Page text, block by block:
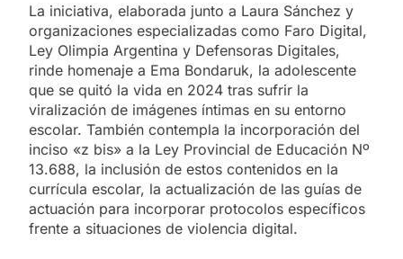
La iniciativa, elaborada junto a Laura Sánchez y
organizaciones especializadas como Faro Digital,
Ley Olimpia Argentina y Defensoras Digitales,
rinde homenaje a Ema Bondaruk, la adolescente
que se quitó la vida en 2024 tras sufrir la
viralización de imágenes íntimas en su entorno
escolar. También contempla la incorporación del
inciso «z bis» a la Ley Provincial de Educación Nº
13.688, la inclusión de estos contenidos en la
currícula escolar, la actualización de las guías de
actuación para incorporar protocolos específicos
frente a situaciones de violencia digital.